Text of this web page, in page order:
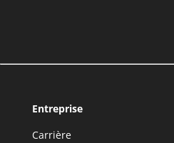
Entreprise
Carrière